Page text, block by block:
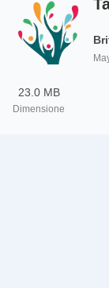
23.0 MB
Dimensione